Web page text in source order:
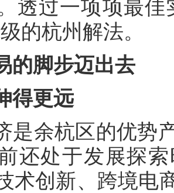
透过一项项最佳
的杭州解法。
的脚步迈出去
得更远
是余杭区的优势
还处于发展探
术创新、跨境电